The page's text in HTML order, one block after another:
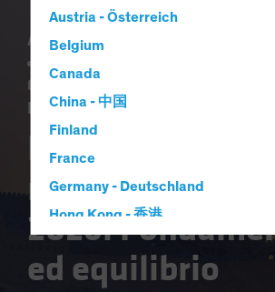
Austria - Österreich
Belgium
Canada
China - 中国
Finland
France
Germany - Deutschland
Hong Kong - 香港
Hungary
Iceland
Artificial Intelligence (AI)
Falling Rates
Outlook Politiche e
Reddito Volatility
Prospettive del
reddito fisso per
2026:
ed equilibrio